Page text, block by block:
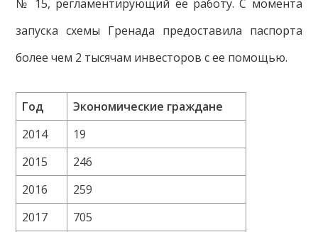
№ 15, регламентирующий ее работу. С момента
запуска схемы Гренада предоставила паспорта
более чем 2 тысячам инвесторов с ее помощью.
Год
Экономические граждане
2014
19
2015
246
2016
259
2017
705